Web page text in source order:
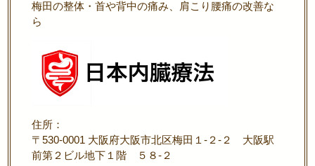
梅田の整体・首や背中の痛み、肩こり腰痛の改善な
ら
住所：
〒530-0001 大阪府大阪市北区梅田１-２-２ 大阪駅
前第２ビル地下１階 ５８-２